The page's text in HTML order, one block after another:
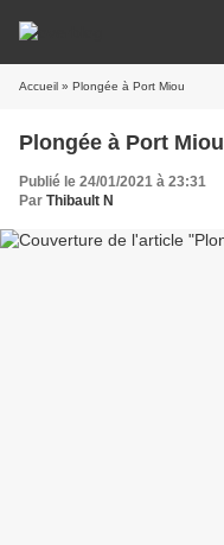
Accueil » Plongée à Port Miou
Plongée à Port Miou
Publié le 24/01/2021 à 23:31
Par Thibault N